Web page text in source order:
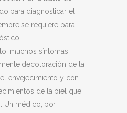
para diagnosticar el
se requiere para
muchos síntomas
decoloración de la
envejecimiento y con
de la piel que
Un médico, por